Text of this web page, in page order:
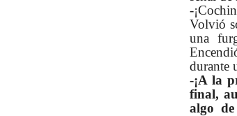
-
Volvió
una
durante
-¡A la
final,
algo de